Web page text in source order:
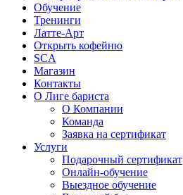
Обучение
Тренинги
Латте-Арт
Открыть кофейню
SCA
Магазин
Контакты
О Лиге бариста
О Компании
Команда
Заявка на сертификат
Услуги
Подарочный сертификат
Онлайн-обучение
Выездное обучение